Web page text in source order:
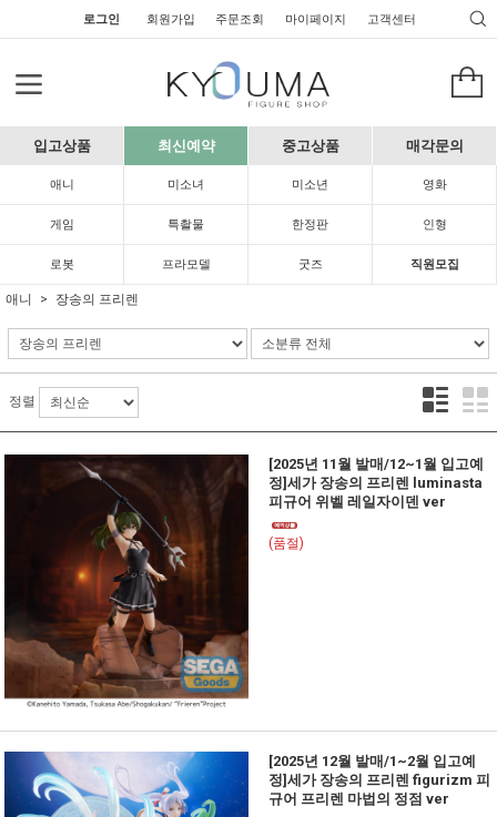
로그인 회원가입 주문조회 마이페이지 고객센터
입고상품 최신예약 중고상품 매각문의
애니 미소녀 미소년 영화
게임 특촬물 한정판 인형
로봇 프라모델 굿즈 직원모집
애니 장송의 프리렌
정렬
[2025년 11월 발매/12~1월 입고예
정]세가 장송의 프리렌 luminasta
피규어 위벨 레일자이덴 ver
(품절)
[2025년 12월 발매/1~2월 입고예
정]세가 장송의 프리렌 figurizm 피
규어 프리렌 마법의 정점 ver